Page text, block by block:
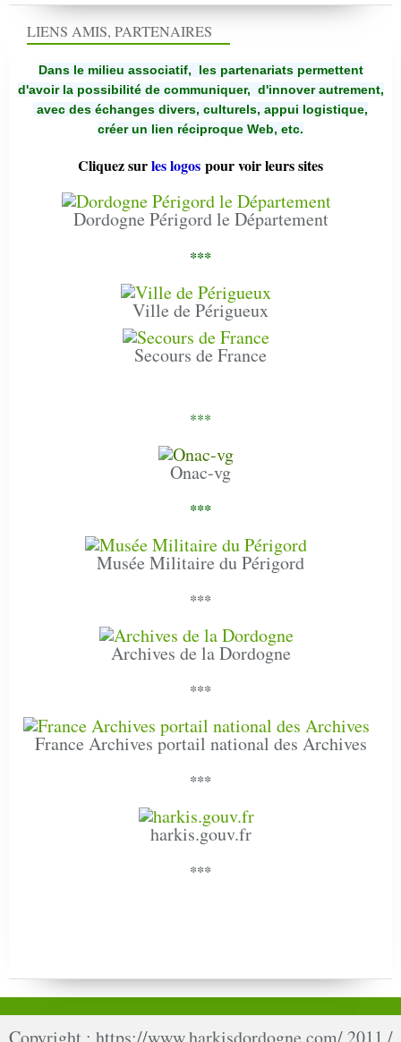
LIENS AMIS, PARTENAIRES
Dans le milieu associatif, les partenariats permettent
d'avoir la possibilité de communiquer, d'innover autrement,
avec des échanges divers, culturels, appui logistique,
créer un lien réciproque Web, etc.
Cliquez surles logos pour voir leurs sites
Dordogne Périgord le Département
***
Ville de Périgueux
Secours de France
***
Onac-vg
***
Musée Militaire du Périgord
***
Archives de la Dordogne
***
France Archives portail national des Archives
***
harkis.gouv.fr
***
Copyright : https://www.harkisdordogne.com/ 2011 /